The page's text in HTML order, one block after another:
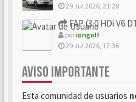
29 Jul 2026, 21:28
FAP (3.0 HDi V6
poriongolf
29 Jul 2026, 17:36
AVISO IMPORTANTE
Esta comunidad de usuarios